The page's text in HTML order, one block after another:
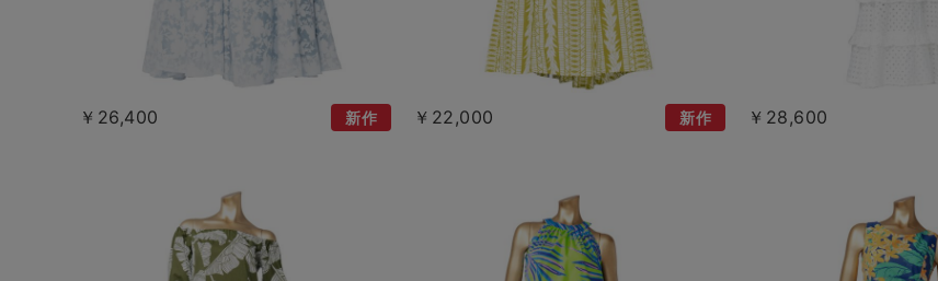
￥26,400 新作 ￥22,000 新作 ￥28,600